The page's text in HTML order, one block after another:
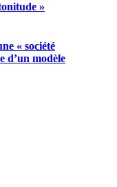
»
« société
d’un modèle